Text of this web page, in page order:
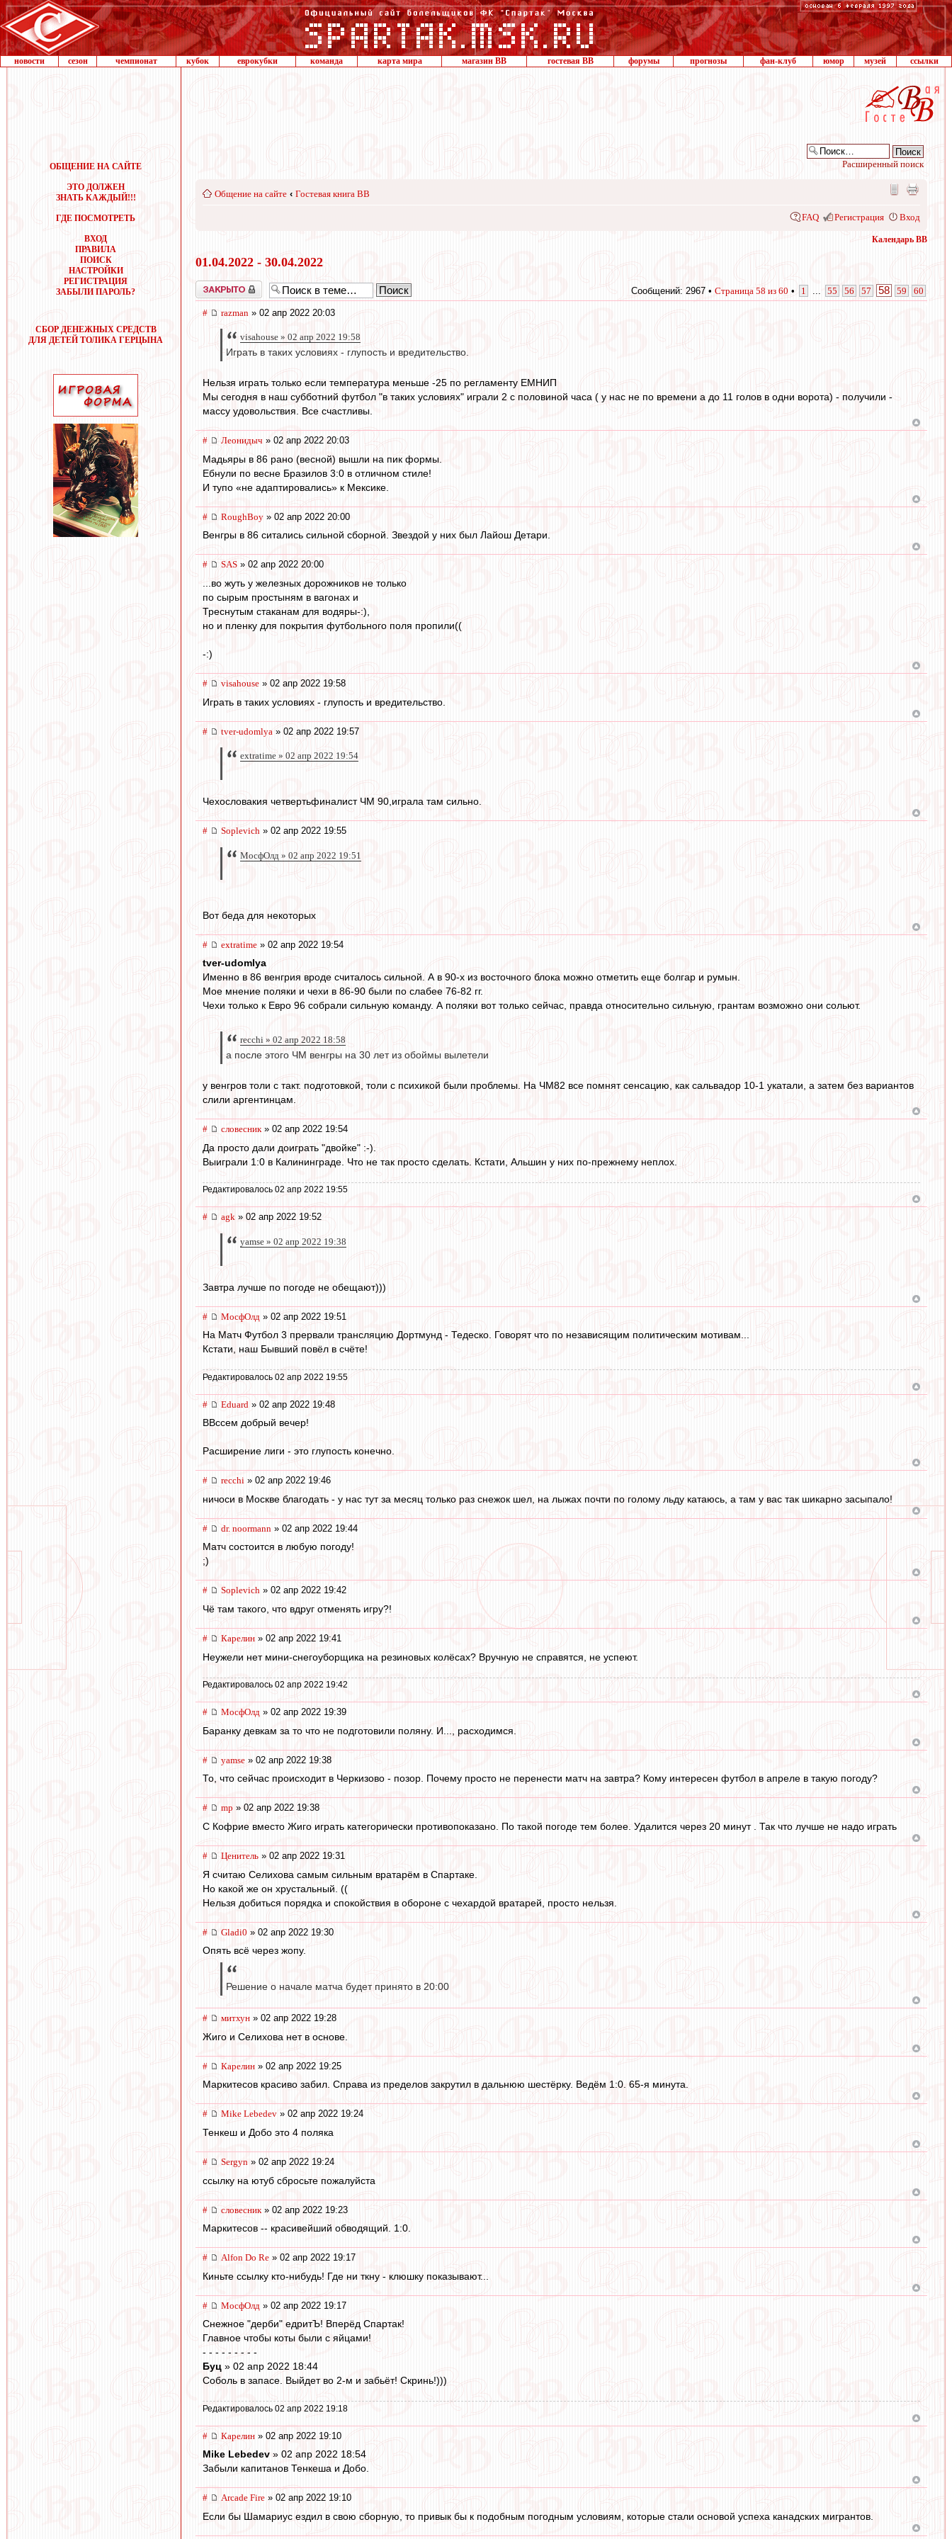
новости сезон чемпионат кубок еврокубки команда карта мира магазин ВВ гостевая ВВ форумы прогнозы фан-клуб юмор музей ссылки
ОБЩЕНИЕ НА САЙТЕ
ЭТО ДОЛЖЕН
ЗНАТЬ КАЖДЫЙ!!!
ГДЕ ПОСМОТРЕТЬ
ВХОД
ПРАВИЛА
ПОИСК
НАСТРОЙКИ
РЕГИСТРАЦИЯ
ЗАБЫЛИ ПАРОЛЬ?
СБОР ДЕНЕЖНЫХ СРЕДСТВ
ДЛЯ ДЕТЕЙ ТОЛИКА ГЕРЦЫНА
Расширенный поиск
Общение на сайте ‹ Гостевая книга ВВ
FAQ Регистрация Вход
Календарь ВВ
01.04.2022 - 30.04.2022
Закрыто Сообщений: 2967 • Страница 58 из 60 • 1 55 56 57 58 59 60
# razman » 02 апр 2022 20:03
visahouse » 02 апр 2022 19:58
Играть в таких условиях - глупость и вредительство.
Нельзя играть только если температура меньше -25 по регламенту ЕМНИП
Мы сегодня в наш субботний футбол "в таких условиях" играли 2 с половиной часа ( у нас не по времени а до 11 голов в одни ворота) - получили -
массу удовольствия. Все счастливы.
# Леонидыч » 02 апр 2022 20:03
Мадьяры в 86 рано (весной) вышли на пик формы.
Ебнули по весне Бразилов 3:0 в отличном стиле!
И тупо «не адаптировались» к Мексике.
# RoughBoy » 02 апр 2022 20:00
Венгры в 86 ситались сильной сборной. Звездой у них был Лайош Детари.
# SAS » 02 апр 2022 20:00
...во жуть у железных дорожников не только
по сырым простыням в вагонах и
Треснутым стаканам для водяры-:),
но и пленку для покрытия футбольного поля пропили((
-:)
# visahouse » 02 апр 2022 19:58
Играть в таких условиях - глупость и вредительство.
# tver-udomlya » 02 апр 2022 19:57
extratime » 02 апр 2022 19:54
Чехословакия четвертьфиналист ЧМ 90,играла там сильно.
# Soplevich » 02 апр 2022 19:55
МосфОлд » 02 апр 2022 19:51
Вот беда для некоторых
# extratime » 02 апр 2022 19:54
tver-udomlya
Именно в 86 венгрия вроде считалось сильной. А в 90-х из восточного блока можно отметить еще болгар и румын.
Мое мнение поляки и чехи в 86-90 были по слабее 76-82 гг.
Чехи только к Евро 96 собрали сильную команду. А поляки вот только сейчас, правда относительно сильную, грантам возможно они сольют.
recchi » 02 апр 2022 18:58
а после этого ЧМ венгры на 30 лет из обоймы вылетели
у венгров толи с такт. подготовкой, толи с психикой были проблемы. На ЧМ82 все помнят сенсацию, как сальвадор 10-1 укатали, а затем без вариантов
слили аргентинцам.
# словесник» 02 апр 2022 19:54
Да просто дали доиграть "двойке" :-).
Выиграли 1:0 в Калининграде. Что не так просто сделать. Кстати, Альшин у них по-прежнему неплох.
Редактировалось 02 апр 2022 19:55
# agk » 02 апр 2022 19:52
yamse » 02 апр 2022 19:38
Завтра лучше по погоде не обещают)))
# МосфОлд » 02 апр 2022 19:51
На Матч Футбол 3 прервали трансляцию Дортмунд - Тедеско. Говорят что по независящим политическим мотивам...
Кстати, наш Бывший повёл в счёте!
Редактировалось 02 апр 2022 19:55
# Eduard » 02 апр 2022 19:48
ВВссем добрый вечер!
Расширение лиги - это глупость конечно.
# recchi » 02 апр 2022 19:46
ничоси в Москве благодать - у нас тут за месяц только раз снежок шел, на лыжах почти по голому льду катаюсь, а там у вас так шикарно засыпало!
# dr. noormann » 02 апр 2022 19:44
Матч состоится в любую погоду!
;)
# Soplevich » 02 апр 2022 19:42
Чё там такого, что вдруг отменять игру?!
# Карелин » 02 апр 2022 19:41
Неужели нет мини-снегоуборщика на резиновых колёсах? Вручную не справятся, не успеют.
Редактировалось 02 апр 2022 19:42
# МосфОлд » 02 апр 2022 19:39
Баранку девкам за то что не подготовили поляну. И..., расходимся.
# yamse » 02 апр 2022 19:38
То, что сейчас происходит в Черкизово - позор. Почему просто не перенести матч на завтра? Кому интересен футбол в апреле в такую погоду?
# mp » 02 апр 2022 19:38
С Кофрие вместо Жиго играть категорически противопоказано. По такой погоде тем более. Удалится через 20 минут . Так что лучше не надо играть
# Ценитель » 02 апр 2022 19:31
Я считаю Селихова самым сильным вратарём в Спартаке.
Но какой же он хрустальный. ((
Нельзя добиться порядка и спокойствия в обороне с чехардой вратарей, просто нельзя.
# Gladi0 » 02 апр 2022 19:30
Опять всё через жопу.
Решение о начале матча будет принято в 20:00
# митхун » 02 апр 2022 19:28
Жиго и Селихова нет в основе.
# Карелин » 02 апр 2022 19:25
Маркитесов красиво забил. Справа из пределов закрутил в дальнюю шестёрку. Ведём 1:0. 65-я минута.
# Mike Lebedev » 02 апр 2022 19:24
Тенкеш и Добо это 4 поляка
# Sergyn » 02 апр 2022 19:24
ссылку на ютуб сбросьте пожалуйста
# словесник » 02 апр 2022 19:23
Маркитесов -- красивейший обводящий. 1:0.
# Alfon Do Re » 02 апр 2022 19:17
Киньте ссылку кто-нибудь! Где ни ткну - клюшку показывают...
# МосфОлд » 02 апр 2022 19:17
Снежное "дерби" едритЪ! Вперёд Спартак!
Главное чтобы коты были с яйцами!
- - - - - - - - -
Буц » 02 апр 2022 18:44
Соболь в запасе. Выйдет во 2-м и забьёт! Скринь!)))
Редактировалось 02 апр 2022 19:18
# Карелин » 02 апр 2022 19:10
Mike Lebedev » 02 апр 2022 18:54
Забыли капитанов Тенкеша и Добо.
# Arcade Fire » 02 апр 2022 19:10
Если бы Шамариус ездил в свою сборную, то привык бы к подобным погодным условиям, которые стали основой успеха канадских мигрантов.